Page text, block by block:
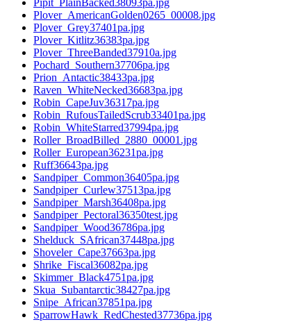
Plover_AmericanGolden0265_00008.jpg
Plover_Grey37401pa.jpg
Plover_Kitlitz36383pa.jpg
Plover_ThreeBanded37910a.jpg
Pochard_Southern37706pa.jpg
Prion_Antactic38433pa.jpg
Raven_WhiteNecked36683pa.jpg
Robin_CapeJuv36317pa.jpg
Robin_RufousTailedScrub33401pa.jpg
Robin_WhiteStarred37994pa.jpg
Roller_BroadBilled_2880_00001.jpg
Roller_European36231pa.jpg
Ruff36643pa.jpg
Sandpiper_Common36405pa.jpg
Sandpiper_Curlew37513pa.jpg
Sandpiper_Marsh36408pa.jpg
Sandpiper_Pectoral36350test.jpg
Sandpiper_Wood36786pa.jpg
Shelduck_SAfrican37448pa.jpg
Shoveler_Cape37663pa.jpg
Shrike_Fiscal36082pa.jpg
Skimmer_Black4751pa.jpg
Skua_Subantarctic38427pa.jpg
Snipe_African37851pa.jpg
SparrowHawk_RedChested37736pa.jpg